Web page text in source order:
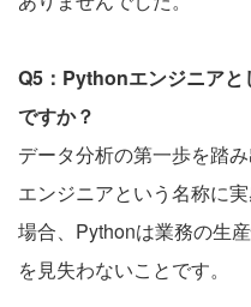
Q5：Pythonエンジニアと
ですか？
データ分析の第一歩を踏
エンジニアという名称に
場合、Pythonは業務の生
を見失わないことです。